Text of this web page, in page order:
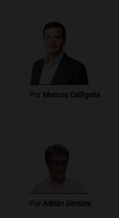
Por Marcos Calligaris
Por Adrián Simioni